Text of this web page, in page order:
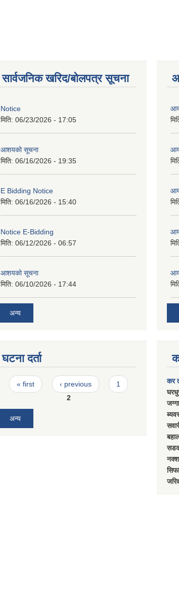
सार्वजनिक खरिद/बोलपत्र सूचना
Notice
मिति: 06/23/2026 - 17:05
आशयको सूचना
मिति: 06/16/2026 - 19:35
E Bidding Notice
मिति: 06/16/2026 - 15:40
Notice E-Bidding
मिति: 06/12/2026 - 06:57
आशयको सूचना
मिति: 06/10/2026 - 17:44
अन्य
घटना दर्ता
Pages
« first ‹ previous
1
2
अन्य
कर
सडक